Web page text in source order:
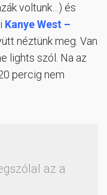
voltunk…) és
Kanye West –
néztünk meg. Van
lights szól. Na az
percig nem
az a